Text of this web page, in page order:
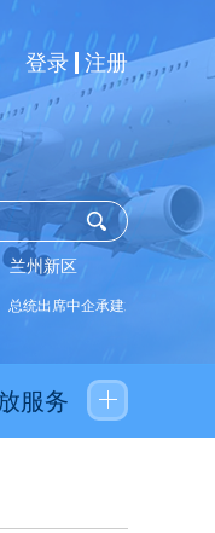
登录 注册
兰州新区
统出席中企承建水厂启用仪式
服务